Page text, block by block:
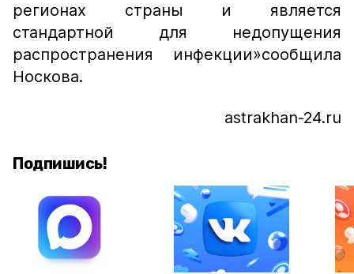
регионах страны и является
стандартной для недопущения
распространения инфекции»сообщила
Носкова.
astrakhan-24.ru
Подпишись!